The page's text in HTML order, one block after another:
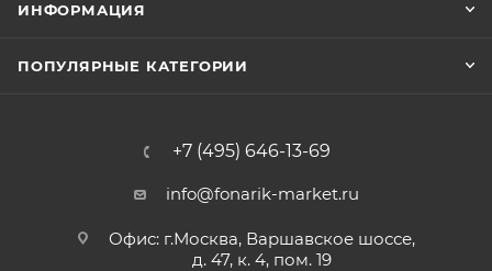
ИНФОРМАЦИЯ
ПОПУЛЯРНЫЕ КАТЕГОРИИ
+7 (495) 646-13-69
info@fonarik-market.ru
Офис: г.Москва, Варшавское шоссе,
д. 47, к. 4, пом. 19